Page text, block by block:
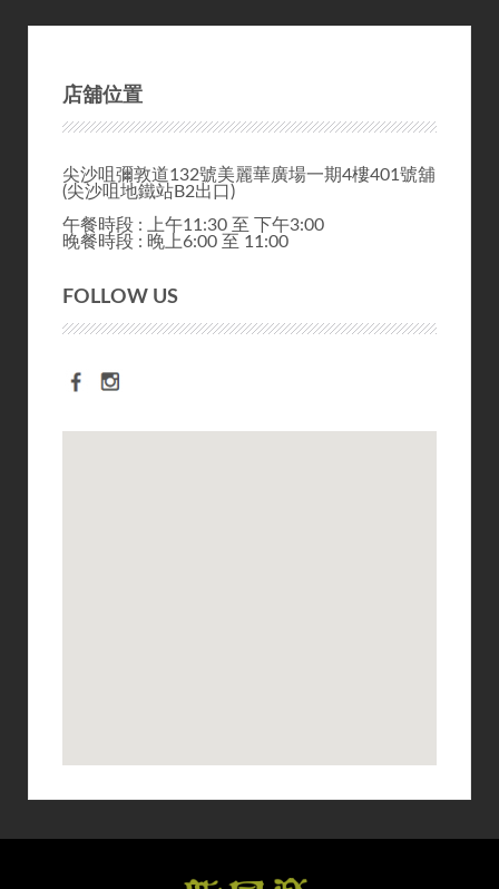
店舖位置
尖沙咀彌敦道132號美麗華廣場一期4樓401號舖
(尖沙咀地鐵站B2出口)
午餐時段 : 上午11:30 至 下午3:00
晚餐時段 : 晚上6:00 至 11:00
FOLLOW US